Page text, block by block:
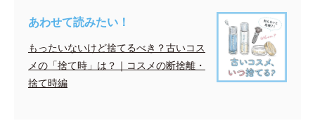
あわせて読みたい！
もったいないけど捨てるべき？古いコス
メの「捨て時」は？｜コスメの断捨離・
捨て時編